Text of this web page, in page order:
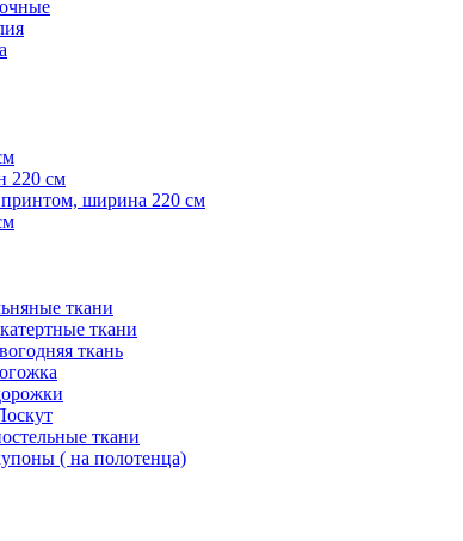
220 см
ширина 220 см
ткани
ткани
ткань
ткани
( на полотенца)